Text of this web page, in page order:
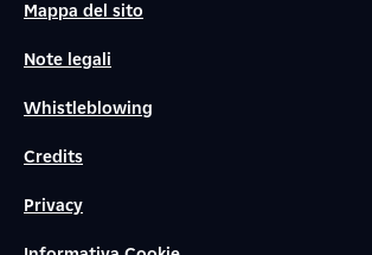
Mappa del sito
Note legali
Whistleblowing
Credits
Privacy